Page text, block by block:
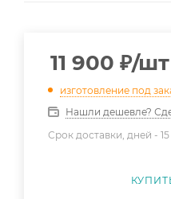
11 900 ₽/шт
изготовление под
Нашли дешевле?
Срок доставки, дней - 15